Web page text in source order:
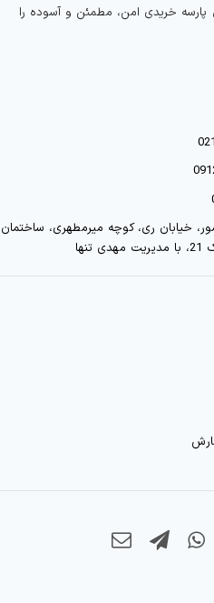
خریدی امن، مطمئن و آسوده را
خیابان ری، کوچه میرمطهری، ساختمان